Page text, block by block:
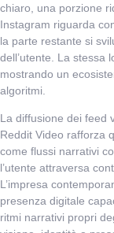
chiaro, una porzione
Instagram riguarda
la parte restante si
dell’utente. La stessa
mostrando un
algoritmi.
La diffusione dei feed
Reddit Video rafforza
come flussi narrativi
l’utente attraversa
L’impresa
presenza digitale
ritmi narrativi propri
VismarChat
Salve! Sono
cosa possiamo